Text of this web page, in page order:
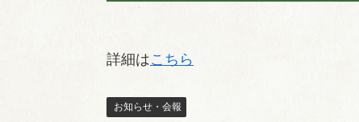
詳細はこちら
お知らせ・会報